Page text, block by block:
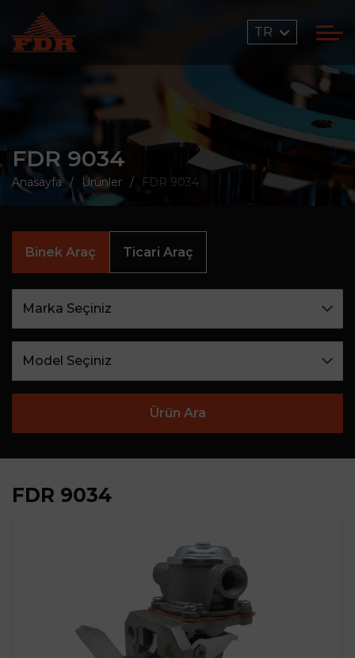
TR
FDR 9034
Anasayfa Ürünler FDR 9034
Binek Araç Ticari Araç
Ürün Ara
FDR 9034